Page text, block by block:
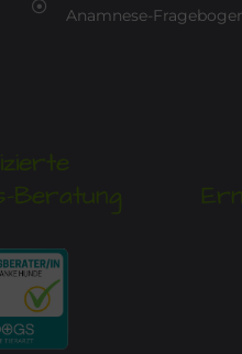
Anamnese-
Beratung